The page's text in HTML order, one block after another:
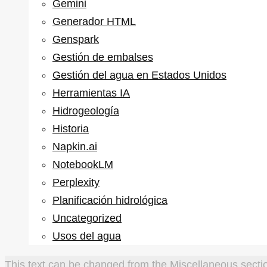
Gemini
Generador HTML
Genspark
Gestión de embalses
Gestión del agua en Estados Unidos
Herramientas IA
Hidrogeología
Historia
Napkin.ai
NotebookLM
Perplexity
Planificación hidrológica
Uncategorized
Usos del agua
This text can be changed from the Miscellaneous